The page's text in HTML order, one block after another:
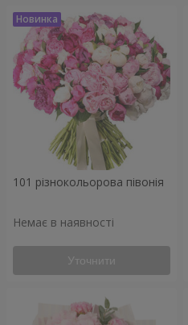
101 різнокольорова півонія
Немає в наявності
Уточнити